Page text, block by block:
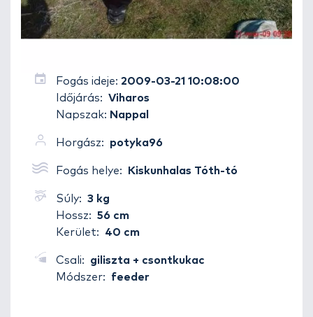
Fogás ideje: 2009-03-21 10:08:00
Időjárás: Viharos
Napszak: Nappal
Horgász: potyka96
Fogás helye: Kiskunhalas Tóth-tó
Súly: 3 kg
Hossz: 56 cm
Kerület:
40 cm
Csali:
giliszta + csontkukac
Módszer:
feeder